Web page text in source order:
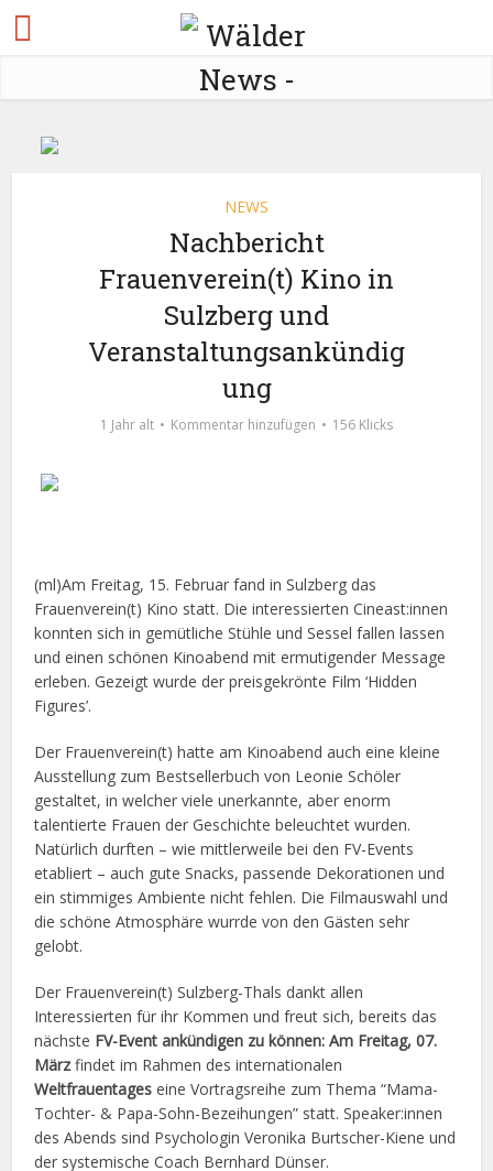
NEWS
Nachbericht
Frauenverein(t) Kino in
Sulzberg und
Veranstaltungsankündig
ung
1 Jahr alt Kommentar hinzufügen 156 Klicks
(ml)Am Freitag, 15. Februar fand in Sulzberg das
Frauenverein(t) Kino statt. Die interessierten Cineast:innen
konnten sich in gemütliche Stühle und Sessel fallen lassen
und einen schönen Kinoabend mit ermutigender Message
erleben. Gezeigt wurde der preisgekrönte Film ‘Hidden
Figures’.
Der Frauenverein(t) hatte am Kinoabend auch eine kleine
Ausstellung zum Bestsellerbuch von Leonie Schöler
gestaltet, in welcher viele unerkannte, aber enorm
talentierte Frauen der Geschichte beleuchtet wurden.
Natürlich durften – wie mittlerweile bei den FV-Events
etabliert – auch gute Snacks, passende Dekorationen und
ein stimmiges Ambiente nicht fehlen. Die Filmauswahl und
die schöne Atmosphäre wurrde von den Gästen sehr
gelobt.
Der Frauenverein(t) Sulzberg-Thals dankt allen
Interessierten für ihr Kommen und freut sich, bereits das
nächste FV-Event ankündigen zu können: Am Freitag, 07.
Märzfindet im Rahmen des internationalen
Weltfrauentages eine Vortragsreihe zum Thema “Mama-
Tochter- & Papa-Sohn-Bezeihungen” statt. Speaker:innen
des Abends sind Psychologin Veronika Burtscher-Kiene und
der systemische Coach Bernhard Dünser.